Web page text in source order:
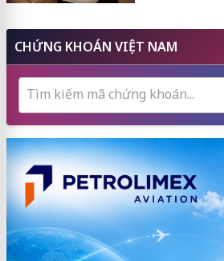
CHỨNG KHOÁN VIỆT NAM
Tìm kiếm mã chứng khoán...